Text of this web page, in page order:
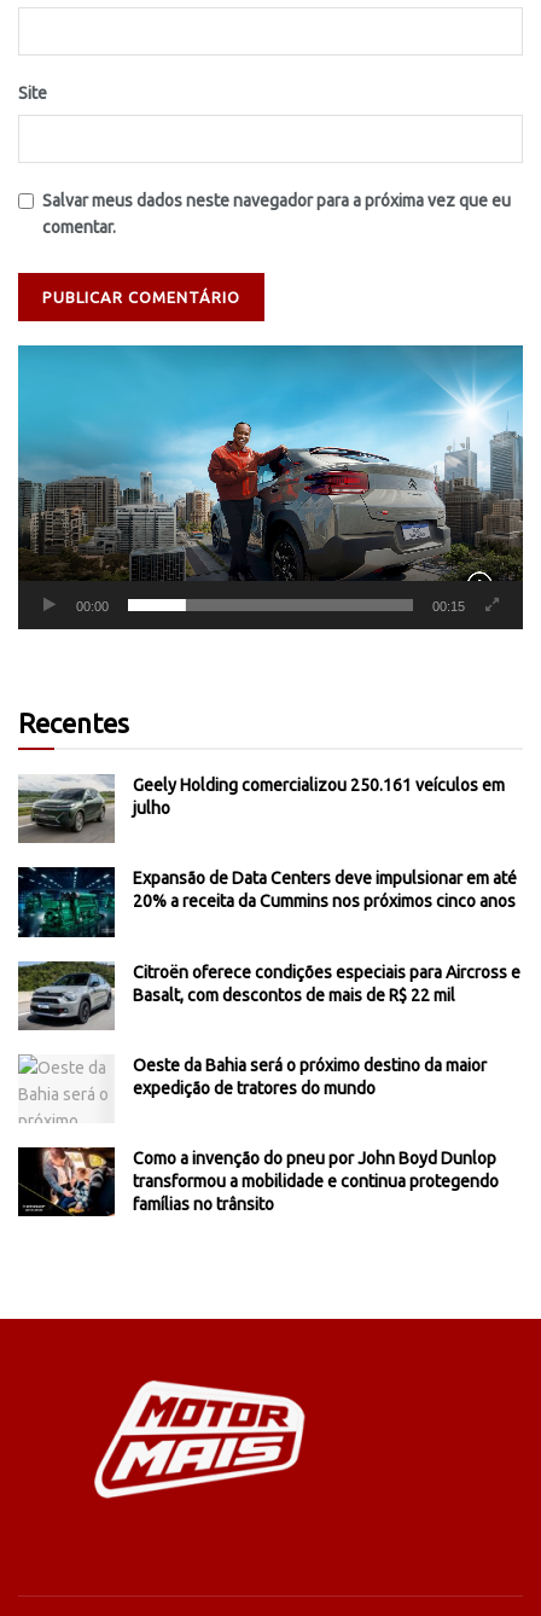
Site
Salvar meus dados neste navegador para a próxima vez que eu
comentar.
00:00 00:15
Recentes
Geely Holding comercializou 250.161 veículos em
julho
Expansão de Data Centers deve impulsionar em até
20% a receita da Cummins nos próximos cinco anos
Citroën oferece condições especiais para Aircross e
Basalt, com descontos de mais de R$ 22 mil
Oeste da Bahia será o próximo destino da maior
expedição de tratores do mundo
Como a invenção do pneu por John Boyd Dunlop
transformou a mobilidade e continua protegendo
famílias no trânsito